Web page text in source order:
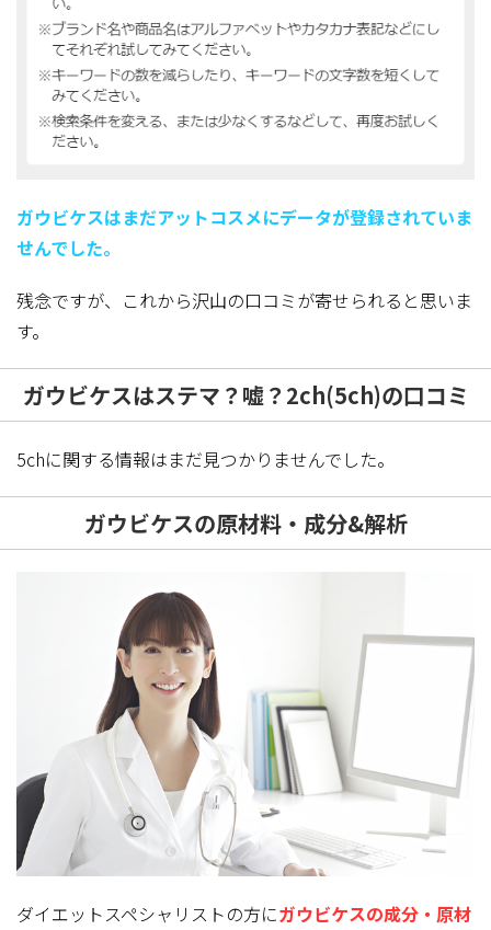
ガウビケスはまだアットコスメにデータが登録されていま
せんでした。
残念ですが、これから沢山の口コミが寄せられると思いま
す。
ガウビケスはステマ？嘘？2ch(5ch)の口コミ
5chに関する情報はまだ見つかりませんでした。
ガウビケスの原材料・成分&解析
ダイエットスペシャリストの方にガウビケスの成分・原材